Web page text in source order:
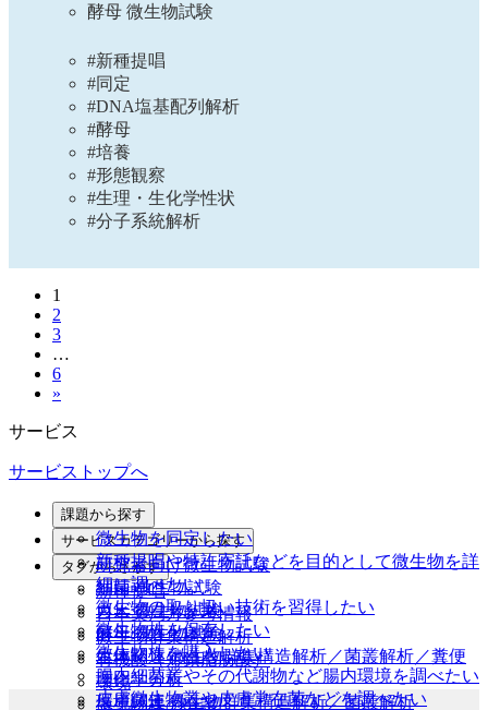
酵母 微生物試験
#新種提唱
#同定
#DNA塩基配列解析
#酵母
#培養
#形態観察
#生理・生化学性状
#分子系統解析
1
2
3
…
6
»
サービス
サービストップへ
課題から探す
微生物を同定したい
新種提唱や特許寄託などを目的として微生物を詳
細に調べたい
微生物の取り扱い技術を習得したい
微生物株を保存したい
微生物株を購入したい
腸内細菌叢やその代謝物など腸内環境を調べたい
皮膚微生物叢や皮膚常在菌などを調べたい
サービスカテゴリーから探す
研究者向け微生物試験
細菌 微生物試験
カビ 微生物試験
酵母 微生物試験
生体関連 微生物群集構造解析／菌叢解析／糞便
理化学分析
環境関連 微生物群集構造解析／菌叢解析
タグからさがす
新種提唱
日本薬局方参考情報
微生物群集構造解析
有機酸（短鎖脂肪酸）
環境
微生物株の分譲